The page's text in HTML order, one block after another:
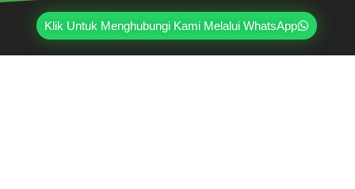
Klik Untuk Menghubungi Kami Melalui WhatsApp